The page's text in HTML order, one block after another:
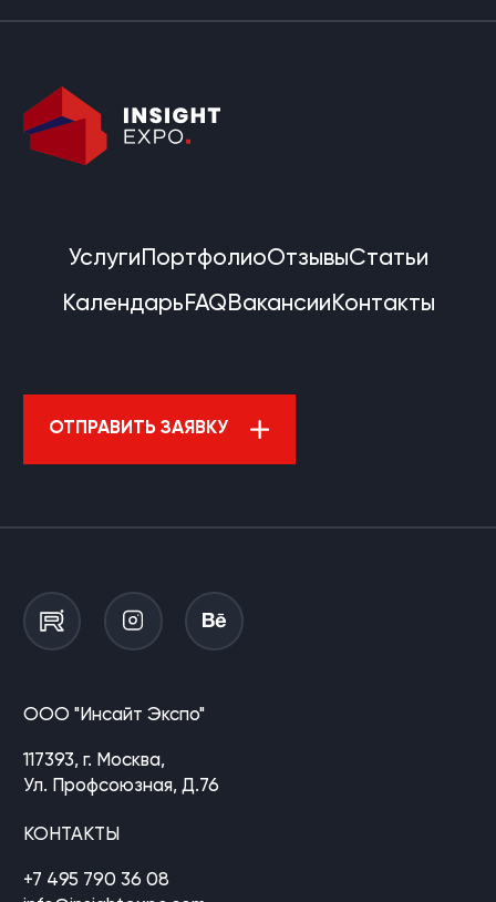
Услуги ПортфолиоОтзывыСтатьи
КалендарьFAQВакансииКонтакты
ОТПРАВИТЬ ЗАЯВКУ
ООО "Инсайт Экспо"
117393, г. Москва,
Ул. Профсоюзная, Д.76
КОНТАКТЫ
+7 495 790 36 08